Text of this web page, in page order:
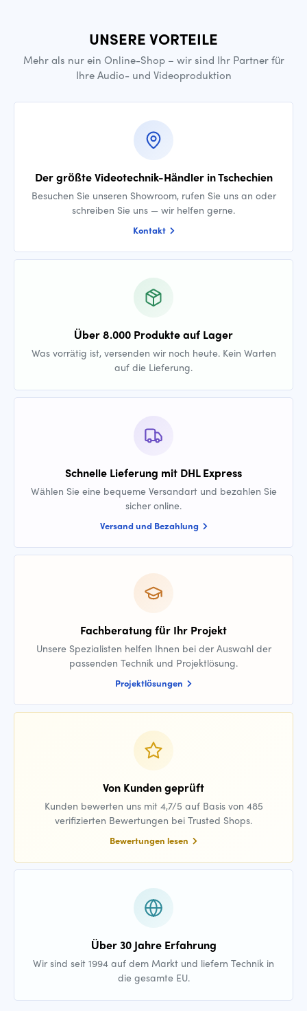
UNSERE VORTEILE
Mehr als nur ein Online-Shop – wir sind Ihr Partner für
Ihre Audio- und Videoproduktion
Der größte Videotechnik-Händler in Tschechien
Besuchen Sie unseren Showroom, rufen Sie uns an oder
schreiben Sie uns — wir helfen gerne.
Kontakt
Über 8.000 Produkte auf Lager
Was vorrätig ist, versenden wir noch heute. Kein Warten
auf die Lieferung.
Schnelle Lieferung mit DHL Express
Wählen Sie eine bequeme Versandart und bezahlen Sie
sicher online.
Versand und Bezahlung
Fachberatung für Ihr Projekt
Unsere Spezialisten helfen Ihnen bei der Auswahl der
passenden Technik und Projektlösung.
Projektlösungen
Von Kunden geprüft
Kunden bewerten uns mit 4,7/5 auf Basis von 485
verifizierten Bewertungen bei Trusted Shops.
Bewertungen lesen
Über 30 Jahre Erfahrung
Wir sind seit 1994 auf dem Markt und liefern Technik in
die gesamte EU.